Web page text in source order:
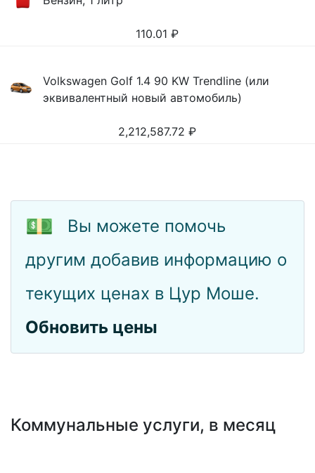
110.01 ₽
Volkswagen Golf 1.4 90 KW Trendline (или
эквивалентный новый автомобиль)
2,212,587.72 ₽
💵
Вы можете помочь
другим добавив информацию о
текущих ценах в Цур Моше.
Обновить цены
Коммунальные услуги, в месяц